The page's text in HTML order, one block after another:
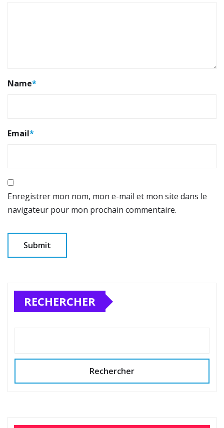
Name*
Email*
Enregistrer mon nom, mon e-mail et mon site dans le
navigateur pour mon prochain commentaire.
RECHERCHER
Rechercher